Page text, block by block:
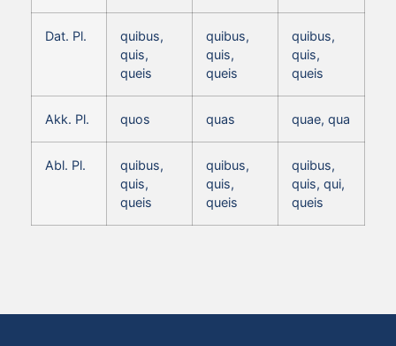
Dat. Pl.
quibus,
quis,
queis
quibus,
quis,
queis
quibus,
quis,
queis
Akk. Pl. quos quas quae, qua
Abl. Pl.
quibus,
quis,
queis
quibus,
quis,
queis
quibus,
quis, qui,
queis